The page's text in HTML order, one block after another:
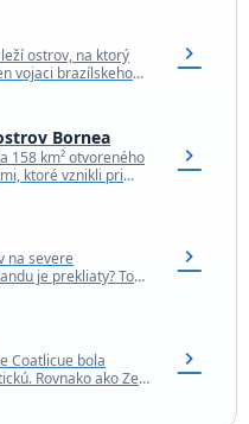
ostrov, na ktorý
vojaci brazílskeho
chevron_right
Bornea
158 km² otvoreného
ktoré vznikli pri
chevron_right
na severe
je prekliaty? To
chevron_right
Coatlicue bola
Rovnako ako Zem
chevron_right